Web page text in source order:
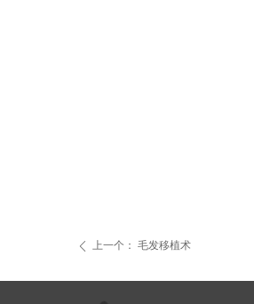
ꄴ 上一个： 毛发移植术